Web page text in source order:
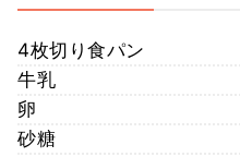
4枚切り食パン
牛乳
卵
砂糖